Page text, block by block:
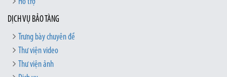
DỊCH VỤ BẢO TÀNG
Trưng bày chuyên đề
Thư viện video
Thư viện ảnh